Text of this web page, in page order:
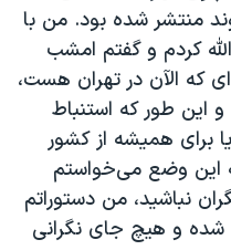
منتشر شده بود. من با
کردم و گفتم امشب
که الآن در تهران هست،
این طور که استنباط
همیشه از کشور
این وضع می‌خواستم
نباشید، من دستوراتم
شده و هیچ جای نگرانی